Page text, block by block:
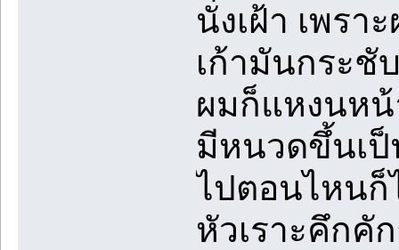
นั่งเฝ้า เพรา
เก้ามันกระ
ผมก็แหงนหน้
มีหนวดขึ้นเป็
ไปตอนไหนก็
หัวเราะคึกคั